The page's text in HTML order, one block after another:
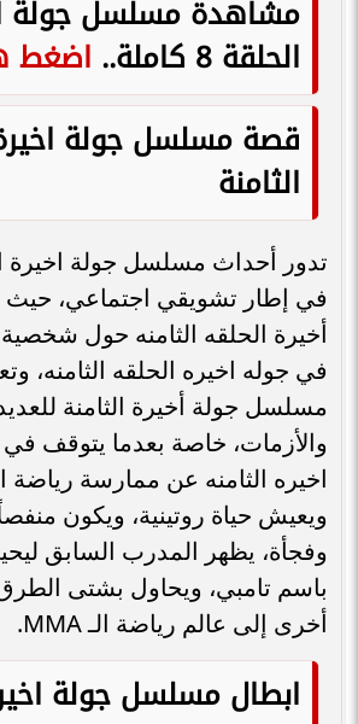
مشاهدة مسلسل جولة
الحلقة 8 كاملة..
اضغط
قصة مسلسل جولة
الثامنة
تدور أحداث مسلسل جولة اخيرة
في إطار تشويقي اجتماعي، حيث
أخيرة الحلقه الثامنه حول
في جوله اخيره الحلقه الثامنه،
مسلسل جولة أخيرة الثامنة
والأزمات، خاصة بعدما يتوقف
ويعيش حياة روتينية، ويكون
وفجأة، يظهر المدرب السابق
باسم تامبي، ويحاول بشتى
أخرى إلى عالم رياضة الـ MMA.
ابطال مسلسل جولة